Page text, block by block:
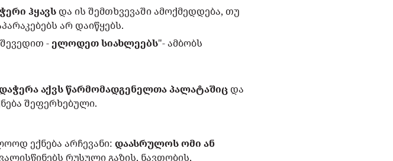
ჰყავს და ის შემთხვევაში ამოქმედდება, თუ
არ დაიწყებს.
-ელოდეთ სიახლეებს"- ამბობს
აქვს წარმომადგენელთა პალატაშიც და
შეფერხებული.
ექნება არჩევანი:დაასრულოს ომი ან
რუსული გაზის, ნავთობის,